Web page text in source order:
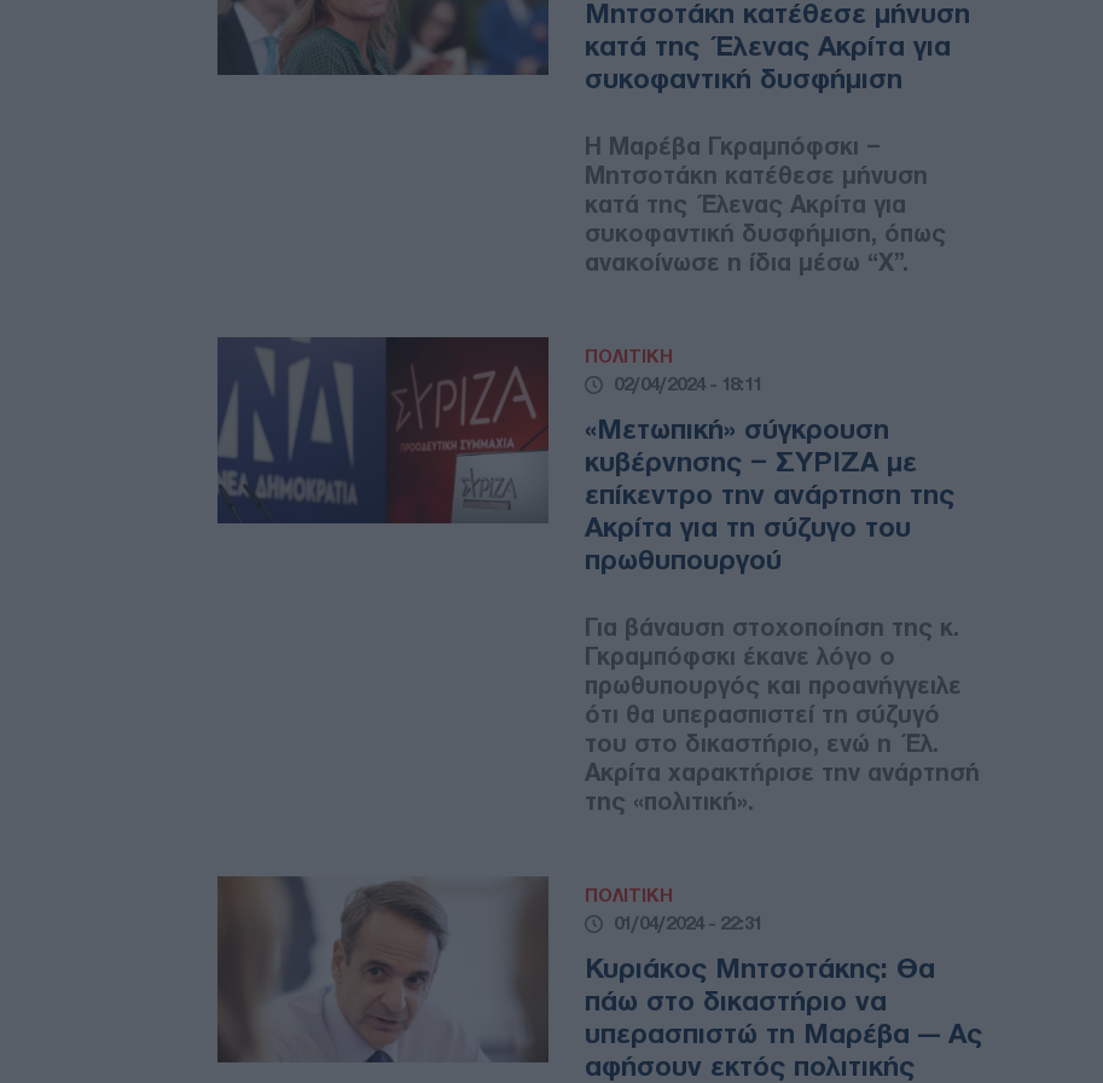
Μητσοτάκη κατέθεσε μήνυση
κατά της Έλενας Ακρίτα για
συκοφαντική δυσφήμιση
Η Μαρέβα Γκραμπόφσκι –
Μητσοτάκη κατέθεσε μήνυση
κατά της Έλενας Ακρίτα για
συκοφαντική δυσφήμιση, όπως
ανακοίνωσε η ίδια μέσω “X”.
ΠΟΛΙΤΙΚΗ
02/04/2024 - 18:11
«Μετωπική» σύγκρουση
κυβέρνησης – ΣΥΡΙΖΑ με
επίκεντρο την ανάρτηση της
Ακρίτα για τη σύζυγο του
πρωθυπουργού
Για βάναυση στοχοποίηση της κ.
Γκραμπόφσκι έκανε λόγο ο
πρωθυπουργός και προανήγγειλε
ότι θα υπερασπιστεί τη σύζυγό
του στο δικαστήριο, ενώ η Έλ.
Ακρίτα χαρακτήρισε την ανάρτησή
της «πολιτική».
ΠΟΛΙΤΙΚΗ
01/04/2024 - 22:31
Κυριάκος Μητσοτάκης: Θα
πάω στο δικαστήριο να
υπερασπιστώ τη Μαρέβα — Ας
αφήσουν εκτός πολιτικής